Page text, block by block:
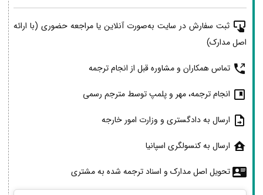
ثبت سفارش در سایت به‌صورت آنلاین یا مراجعه حضوری (با ارائه
اصل مدارک)
تماس همکاران و مشاوره قبل از انجام ترجمه
انجام ترجمه، مهر و پلمپ توسط مترجم رسمی
ارسال به دادگستری و وزارت امور خارجه
ارسال به کنسولگری اسپانیا
تحویل اصل مدارک و اسناد ترجمه شده به مشتری